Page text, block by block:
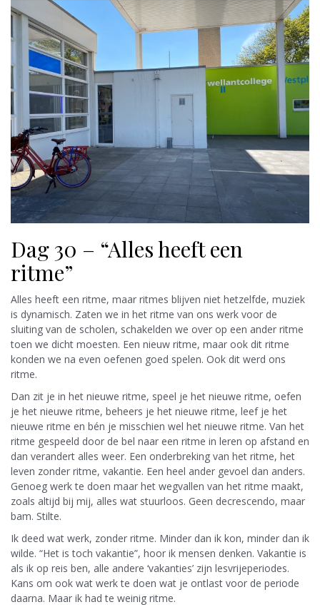
Dag 30 – “Alles heeft een
ritme”
Alles heeft een ritme, maar ritmes blijven niet hetzelfde, muziek
is dynamisch. Zaten we in het ritme van ons werk voor de
sluiting van de scholen, schakelden we over op een ander ritme
toen we dicht moesten. Een nieuw ritme, maar ook dit ritme
konden we na even oefenen goed spelen. Ook dit werd ons
ritme.
Dan zit je in het nieuwe ritme, speel je het nieuwe ritme, oefen
je het nieuwe ritme, beheers je het nieuwe ritme, leef je het
nieuwe ritme en bén je misschien wel het nieuwe ritme. Van het
ritme gespeeld door de bel naar een ritme in leren op afstand en
dan verandert alles weer. Een onderbreking van het ritme, het
leven zonder ritme, vakantie. Een heel ander gevoel dan anders.
Genoeg werk te doen maar het wegvallen van het ritme maakt,
zoals altijd bij mij, alles wat stuurloos. Geen decrescendo, maar
bam. Stilte.
Ik deed wat werk, zonder ritme. Minder dan ik kon, minder dan ik
wilde. “Het is toch vakantie”, hoor ik mensen denken. Vakantie is
als ik op reis ben, alle andere ‘vakanties’ zijn lesvrijeperiodes.
Kans om ook wat werk te doen wat je ontlast voor de periode
daarna. Maar ik had te weinig ritme.